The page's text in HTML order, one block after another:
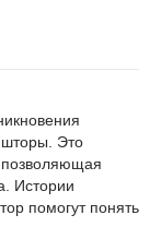
шторы. Это
Истории
помогут понять